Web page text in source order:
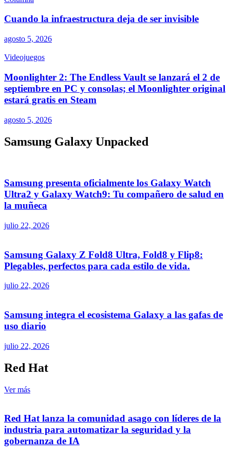
Cuando la infraestructura deja de ser invisible
agosto 5, 2026
Videojuegos
Moonlighter 2: The Endless Vault se lanzará el 2 de
septiembre en PC y consolas; el Moonlighter original
estará gratis en Steam
agosto 5, 2026
Samsung Galaxy Unpacked
Samsung presenta oficialmente los Galaxy Watch
Ultra2 y Galaxy Watch9: Tu compañero de salud en
la muñeca
julio 22, 2026
Samsung Galaxy Z Fold8 Ultra, Fold8 y Flip8:
Plegables, perfectos para cada estilo de vida.
julio 22, 2026
Samsung integra el ecosistema Galaxy a las gafas de
uso diario
julio 22, 2026
Red Hat
Ver más
Red Hat lanza la comunidad asago con líderes de la
industria para automatizar la seguridad y la
gobernanza de IA